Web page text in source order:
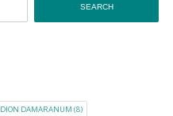
DAMARANUM (8)